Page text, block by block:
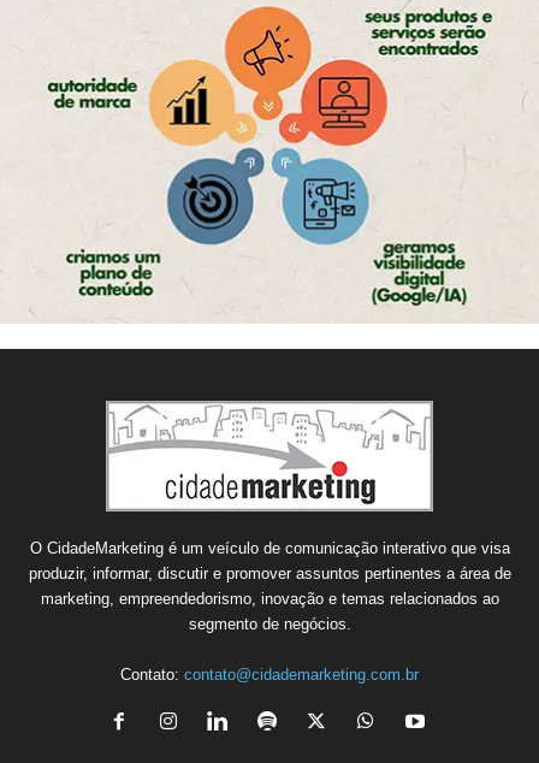
O CidadeMarketing é um veículo de comunicação interativo que visa
produzir, informar, discutir e promover assuntos pertinentes a área de
marketing, empreendedorismo, inovação e temas relacionados ao
segmento de negócios.
Contato: contato@cidademarketing.com.br